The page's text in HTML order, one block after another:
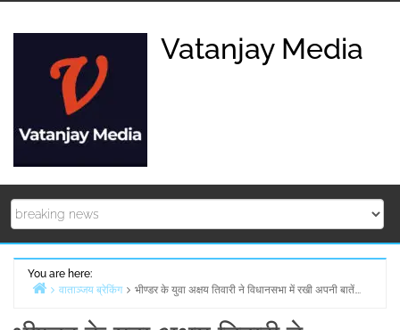
Vatanjay Media
You are here:
वाताञ्जय ब्रेकिंग भीण्डर के युवा अक्षय तिवारी ने विधानसभा में रखी अपनी बातें….